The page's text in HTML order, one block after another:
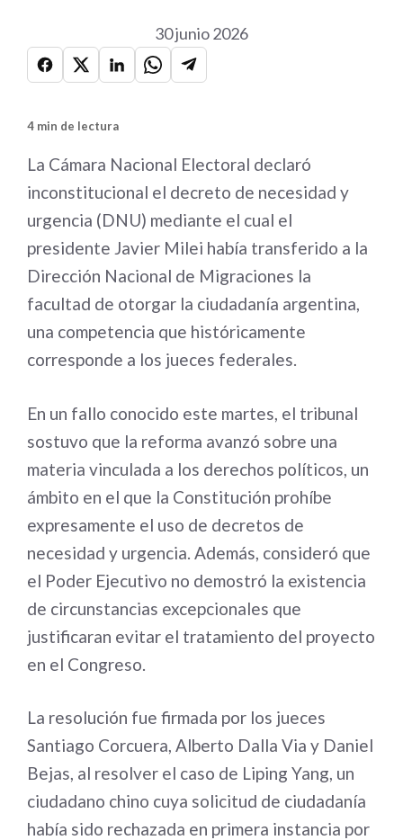
30 junio 2026
4 min de lectura
La Cámara Nacional Electoral declaró
inconstitucional el decreto de necesidad y
urgencia (DNU) mediante el cual el
presidente Javier Milei había transferido a la
Dirección Nacional de Migraciones la
facultad de otorgar la ciudadanía argentina,
una competencia que históricamente
corresponde a los jueces federales.
En un fallo conocido este martes, el tribunal
sostuvo que la reforma avanzó sobre una
materia vinculada a los derechos políticos, un
ámbito en el que la Constitución prohíbe
expresamente el uso de decretos de
necesidad y urgencia. Además, consideró que
el Poder Ejecutivo no demostró la existencia
de circunstancias excepcionales que
justificaran evitar el tratamiento del proyecto
en el Congreso.
La resolución fue firmada por los jueces
Santiago Corcuera, Alberto Dalla Via y Daniel
Bejas, al resolver el caso de Liping Yang, un
ciudadano chino cuya solicitud de ciudadanía
había sido rechazada en primera instancia por